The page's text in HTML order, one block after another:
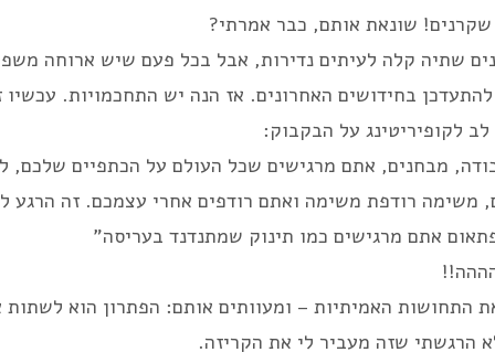
שונאת אותם, כבר אמרתי?
שתיה קלה לעיתים נדירות, אבל בכל פעם שיש ארוחה
בחידושים האחרונים. אז הנה יש התחכמויות.
לקופיריטינג על הבקבוק:
מבחנים, אתם מרגישים שכל העולם על הכתפיים שלכם,
משימה רודפת משימה ואתם רודפים אחרי עצמכם. זה הרגע
אתם מרגישים כמו תינוק שמתנדנד בעריסה"
התחושות האמיתיות – ומעוותים אותם: הפתרון הוא
הרגשתי שזה מעביר לי את הקריזה.